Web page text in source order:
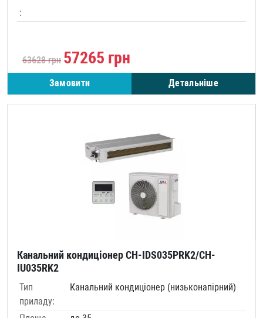
:
63628грн 57265 грн
Замовити Детальніше
Канальний кондиціонер CH-IDS035PRK2/CH-
IU035RK2
Тип
приладу:
Канальний кондиціонер (низьконапірний)